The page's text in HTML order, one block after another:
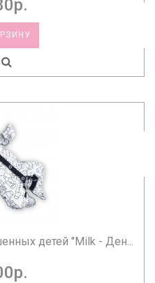
детей "Milk - Ден...